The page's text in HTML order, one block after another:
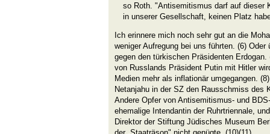
so Roth. "Antisemitismus darf auf dieser
in unserer Gesellschaft, keinen Platz
Ich erinnere mich noch sehr gut an die
weniger Aufregung bei uns führten. (6)
gegen den türkischen Präsidenten
von Russlands Präsident Putin mit Hitler
Medien mehr als inflationär umgegangen.
Netanjahu in der SZ den Rausschmiss des
Andere Opfer von Antisemitismus- und
ehemalige Intendantin der Ruhrtriennale,
Direktor der Stiftung Jüdisches Museum